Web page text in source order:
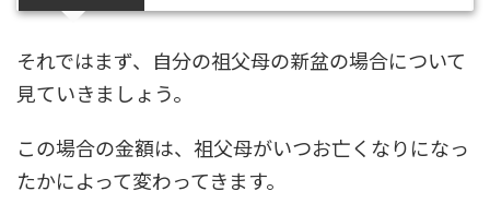
それではまず、自分の祖父母の新盆の場合について
見ていきましょう。
この場合の金額は、祖父母がいつお亡くなりになっ
たかによって変わってきます。